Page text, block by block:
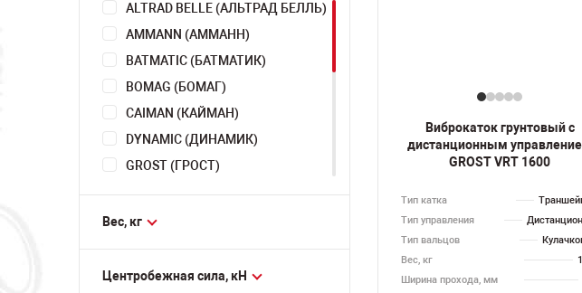
ALTRAD BELLE (АЛЬТРАД БЕЛЛЬ)
AMMANN (АММАНН)
BATMATIC (БАТМАТИК)
BOMAG (БОМАГ)
CAIMAN (КАЙМАН)
DYNAMIC (ДИНАМИК)
GROST (ГРОСТ)
HUSQVARNA (ХУСКВАРНА)
KEDASA (КЕДАСА)
MASTERPAC (МАСТЕРПАК)
Вес, кг
Центробежная сила, кН
Виброкаток грунтовый с
дистанционным
GROST VRT 1600
Тип катка
Тип управления
Тип вальцов
Вес, кг
Ширина прохода, мм